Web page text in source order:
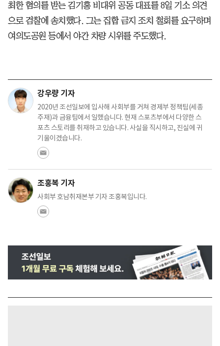
최한 혐의를 받는 김기홍 비대위 공동 대표를 8일 기소 의견
으로 검찰에 송치했다. 그는 집합 금지 조치 철회를 요구하며
여의도공원 등에서 야간 차량 시위를 주도했다.
강우량 기자
2020년 조선일보에 입사해 사회부를 거쳐 경제부 정책팀(세종
주재)과 금융팀에서 일했습니다. 현재 스포츠부에서 다양한 스
포츠 스토리를 취재하고 있습니다. 사실을 직시하고, 진실에 귀
기울이겠습니다.
조홍복 기자
사회부 호남취재본부 기자 조홍복입니다.